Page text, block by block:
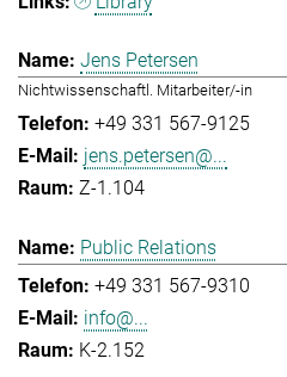
Jens Petersen
Nichtwissenschaftl. Mitarbeiter/-in
+49 331 567-9125
jens.petersen@...
Z-1.104
Public Relations
+49 331 567-9310
info@...
K-2.152